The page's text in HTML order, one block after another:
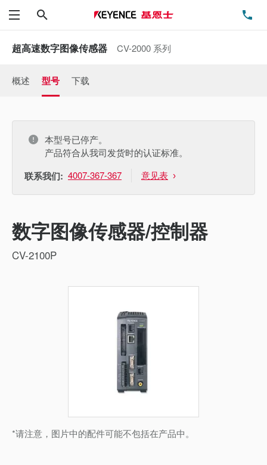
菜单
超高速数字图像传感器 CV-2000 系列
概述 型号 下载
本型号已停产。
产品符合从我司发货时的认证标准。
联系我们: 4007-367-367 意见表
数字图像传感器/控制器
CV-2100P
*请注意，图片中的配件可能不包括在产品中。